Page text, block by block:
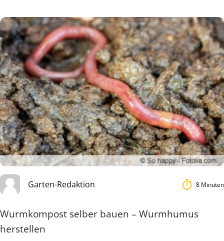
Garten-Redaktion 8 Minuten
Wurmkompost selber bauen – Wurmhumus
herstellen